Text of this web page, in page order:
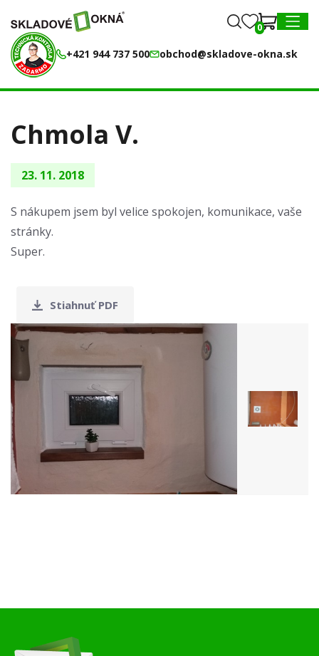
0
+421 944 737 500 obchod@skladove-okna.sk
0
Chmola V.
23. 11. 2018
S nákupem jsem byl velice spokojen, komunikace, vaše
stránky.
Super.
Stiahnuť PDF